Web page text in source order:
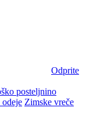
Odprite
posteljnino
odeje Zimske vreče